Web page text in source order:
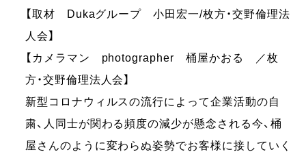
【取材 Dukaグループ 小田宏一/枚方・交野倫理法
人会】
【カメラマン photographer 桶屋かおる ／枚
方・交野倫理法人会】
新型コロナウィルスの流行によって企業活動の自
粛、人同士が関わる頻度の減少が懸念される今、桶
屋さんのように変わらぬ姿勢でお客様に接していく